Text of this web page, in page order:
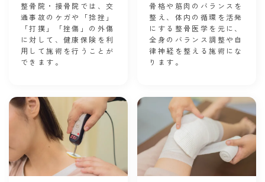
整骨院・接骨院では、交
通事故のケガや「捻挫」
「打撲」「挫傷」の外傷
に対して、健康保険を利
用して施術を行うことが
できます。
骨格や筋肉のバランスを
整え、体内の循環を活発
にする整骨医学を元に、
全身のバランス調整や自
律神経を整える施術にな
ります。